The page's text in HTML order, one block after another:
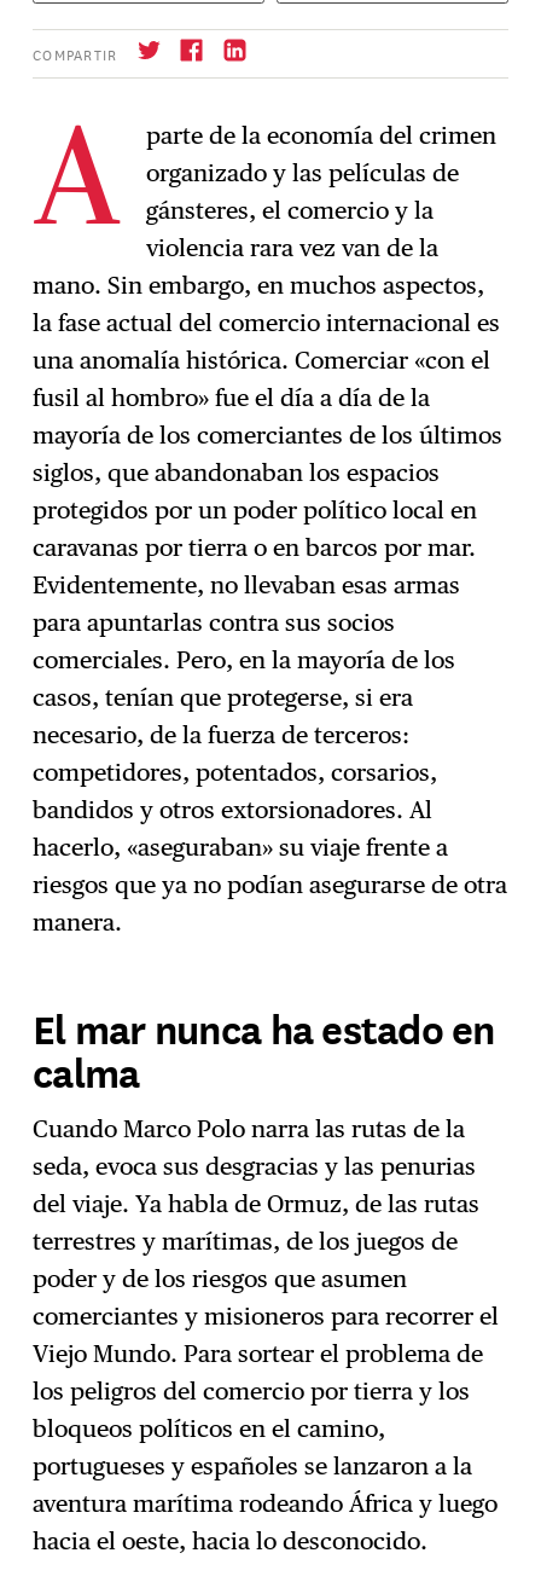
COMPARTIR
→ Suscríbase
A
parte de la economía del crimen
organizado y las películas de
gánsteres, el comercio y la
violencia rara vez van de la
mano. Sin embargo, en muchos aspectos,
la fase actual del comercio internacional es
una anomalía histórica. Comerciar «con el
fusil al hombro» fue el día a día de la
mayoría de los comerciantes de los últimos
siglos, que abandonaban los espacios
protegidos por un poder político local en
caravanas por tierra o en barcos por mar.
Evidentemente, no llevaban esas armas
para apuntarlas contra sus socios
comerciales. Pero, en la mayoría de los
casos, tenían que protegerse, si era
necesario, de la fuerza de terceros:
competidores, potentados, corsarios,
bandidos y otros extorsionadores. Al
hacerlo, «aseguraban» su viaje frente a
riesgos que ya no podían asegurarse de otra
manera.
El mar nunca ha estado en
calma
Cuando Marco Polo narra las rutas de la
seda, evoca sus desgracias y las penurias
del viaje. Ya habla de Ormuz, de las rutas
terrestres y marítimas, de los juegos de
poder y de los riesgos que asumen
comerciantes y misioneros para recorrer el
Viejo Mundo. Para sortear el problema de
los peligros del comercio por tierra y los
bloqueos políticos en el camino,
portugueses y españoles se lanzaron a la
aventura marítima rodeando África y luego
hacia el oeste, hacia lo desconocido.